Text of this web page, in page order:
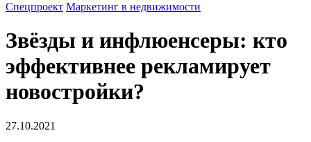
Спецпроект Маркетинг в недвижимости
Звёзды и инфлюенсеры: кто
эффективнее рекламирует
новостройки?
27.10.2021